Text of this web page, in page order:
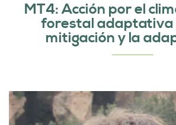
MT4: Acción por el
forestal adaptativa
mitigación y la